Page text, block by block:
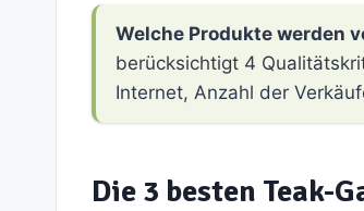
Welche Produkte werden
berücksichtigt 4
Internet, Anzahl der
Die 3 besten Teak-